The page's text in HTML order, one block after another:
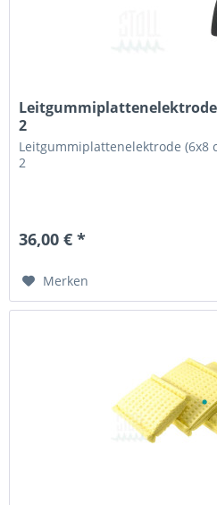
Leitgummiplattenelektrode
2
Leitgummiplattenelektrode (6x8
2
36,00 € *
Merken